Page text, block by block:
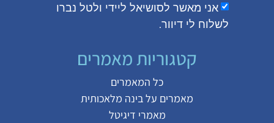
אני מאשר לסושיאל ליידי ולטל נברו
לשלוח לי דיוור.
קטגוריות מאמרים
כל המאמרים
מאמרים עלבינה מלאכותית
מאמרי דיגיטל